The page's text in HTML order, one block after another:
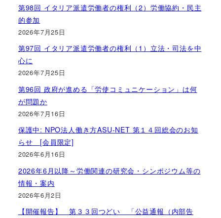
第98回 イタリア派遣労働者の権利（2）労働協約・民主
的参加
2026年7月25日
第97回 イタリア派遣労働者の権利（1）立法・司法を中
心に
2026年7月25日
第96回 政府が進める「労使コミュニケーション」は何
が問題か
2026年7月16日
保護中: NPO法人働き方ASU-NET 第１４回総会のお知
らせ [会員限定]
2026年6月16日
2026年6月以降～労働関連の研究会・シンポジウム等の
情報・案内
2026年6月2日
【開催報告】 第３３回つどい 「公益通報（内部告